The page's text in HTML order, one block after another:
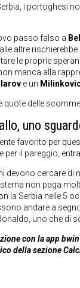
i portoghesi
passo falso a
altre
le proprie
manca alla
e un
quote delle
uno
favorito per
per il pareggio,
devono cercare di
non paga
la Serbia nelle 5
andare a
uno che di
con la app
della sezione